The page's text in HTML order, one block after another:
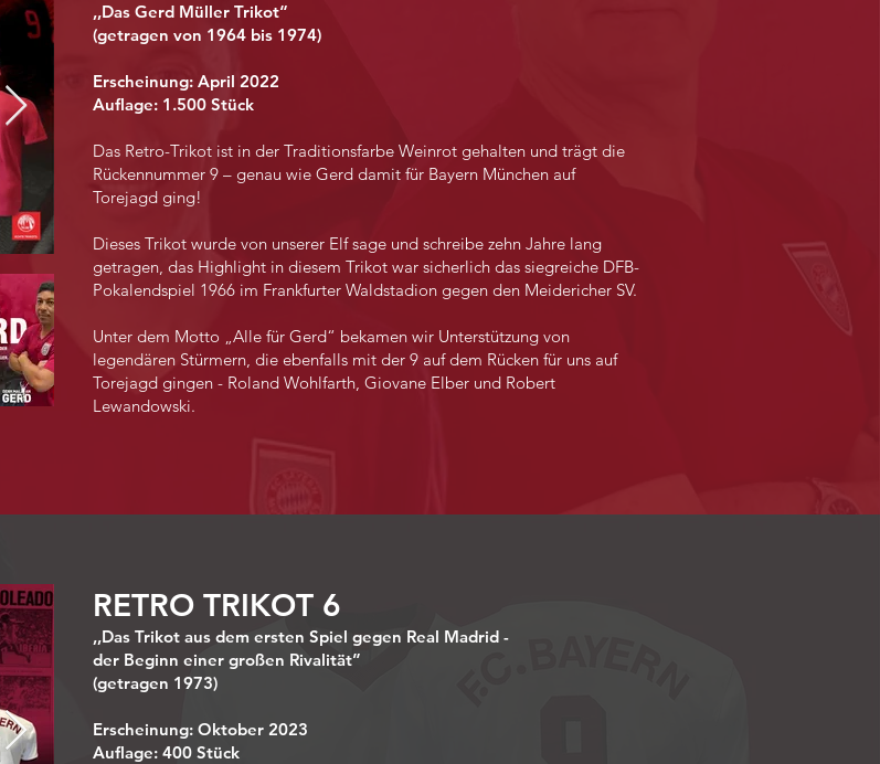
,,Das Gerd Müller Trikot“
(getragen von 1964 bis 1974)
Erscheinung: April 2022
Auflage: 1.500 Stück
Das Retro-Trikot ist in der Traditionsfarbe Weinrot gehalten und trägt die
Rückennummer 9 – genau wie Gerd damit für Bayern München auf
Torejagd ging!
Dieses Trikot wurde von unserer Elf sage und schreibe zehn Jahre lang
getragen, das Highlight in diesem Trikot war sicherlich das siegreiche DFB-
Pokalendspiel 1966 im Frankfurter Waldstadion gegen den Meidericher SV.
Unter dem Motto „Alle für Gerd“ bekamen wir Unterstützung von
legendären Stürmern, die ebenfalls mit der 9 auf dem Rücken für uns auf
Torejagd gingen - Roland Wohlfarth, Giovane Elber und Robert
Lewandowski.
RETRO TRIKOT 6
,,Das Trikot aus dem ersten Spiel gegen Real Madrid -
der Beginn einer großen Rivalität”
(getragen 1973)
Erscheinung: Oktober 2023
Auflage: 400 Stück